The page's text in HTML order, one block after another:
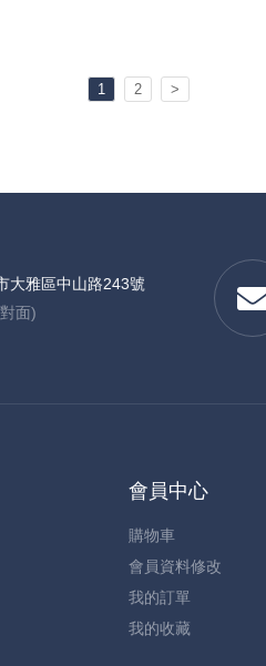
1 2 >
大雅區中山路243號
面)
會員中心
購物車
會員資料修改
我的訂單
我的收藏